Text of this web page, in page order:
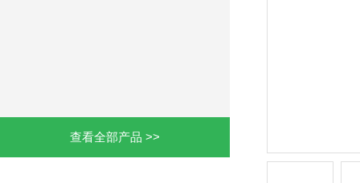
查看全部产品 >>